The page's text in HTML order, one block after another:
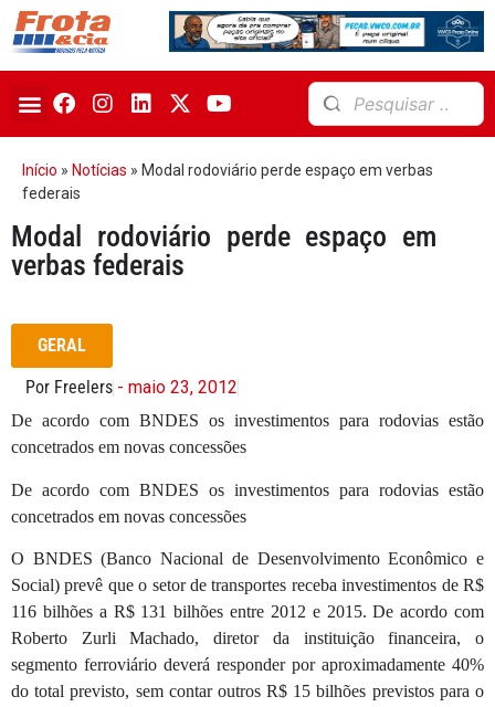
Início » Notícias » Modal rodoviário perde espaço em verbas
federais
Modal rodoviário perde espaço em
verbas federais
GERAL
Por Freelers - maio 23, 2012
De acordo com BNDES os investimentos para rodovias estão
concetrados em novas concessões
De acordo com BNDES os investimentos para rodovias estão
concetrados em novas concessões
O BNDES (Banco Nacional de Desenvolvimento Econômico e
Social) prevê que o setor de transportes receba investimentos de R$
116 bilhões a R$ 131 bilhões entre 2012 e 2015. De acordo com
Roberto Zurli Machado, diretor da instituição financeira, o
segmento ferroviário deverá responder por aproximadamente 40%
do total previsto, sem contar outros R$ 15 bilhões previstos para o